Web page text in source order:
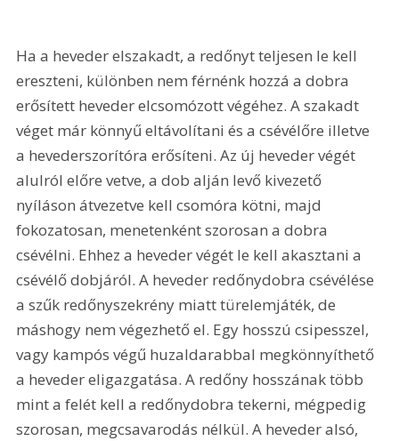
Ha a heveder elszakadt, a redőnyt teljesen le kell
ereszteni, különben nem férnénk hozzá a dobra
erősített heveder elcsomózott végéhez. A szakadt
véget már könnyű eltávolítani és a csévélőre illetve
a hevederszorítóra erősíteni. Az új heveder végét
alulról előre vetve, a dob alján levő kivezető
nyíláson átvezetve kell csomóra kötni, majd
fokozatosan, menetenként szorosan a dobra
csévélni. Ehhez a heveder végét le kell akasztani a
csévélő dobjáról. A heveder redőnydobra csévélése
a szűk redőnyszekrény miatt türelemjáték, de
máshogy nem végezhető el. Egy hosszú csipesszel,
vagy kampós végű huzaldarabbal megkönnyíthető
a heveder eligazgatása. A redőny hosszának több
mint a felét kell a redőnydobra tekerni, mégpedig
szorosan, megcsavarodás nélkül. A heveder alsó,